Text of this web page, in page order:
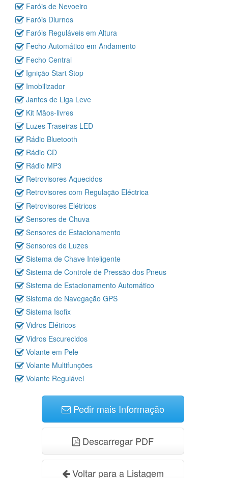
Faróis de Nevoeiro
Faróis Diurnos
Faróis Reguláveis em Altura
Fecho Automático em Andamento
Fecho Central
Ignição Start Stop
Imobilizador
Jantes de Liga Leve
Kit Mãos-livres
Luzes Traseiras LED
Rádio Bluetooth
Rádio CD
Rádio MP3
Retrovisores Aquecidos
Retrovisores com Regulação Eléctrica
Retrovisores Elétricos
Sensores de Chuva
Sensores de Estacionamento
Sensores de Luzes
Sistema de Chave Inteligente
Sistema de Controle de Pressão dos Pneus
Sistema de Estacionamento Automático
Sistema de Navegação GPS
Sistema Isofix
Vidros Elétricos
Vidros Escurecidos
Volante em Pele
Volante Multifunções
Volante Regulável
Pedir mais Informação
Descarregar PDF
Voltar para a Listagem